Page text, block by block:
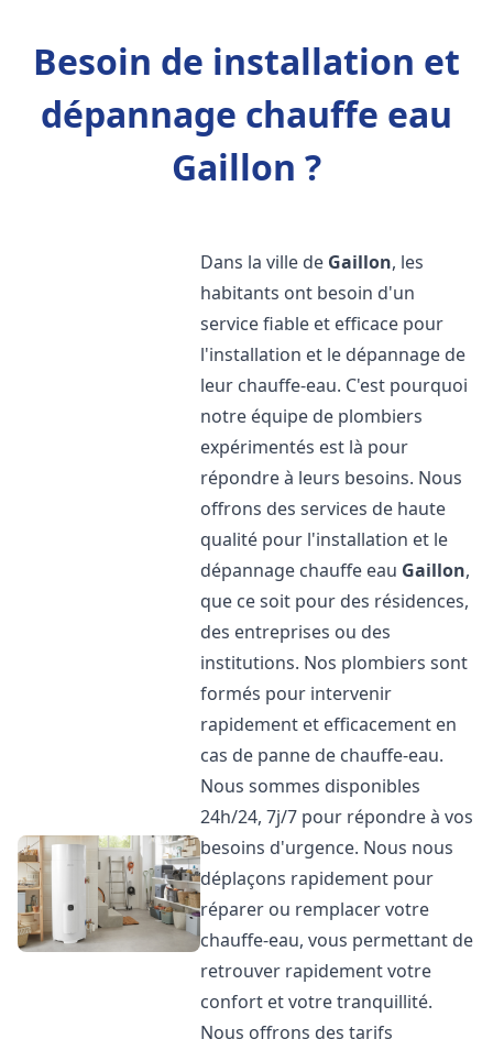
Besoin de installation et
dépannage chauffe eau
Gaillon ?
Dans la ville de Gaillon, les
habitants ont besoin d'un
service fiable et efficace pour
l'installation et le dépannage de
leur chauffe-eau. C'est pourquoi
notre équipe de plombiers
expérimentés est là pour
répondre à leurs besoins. Nous
offrons des services de haute
qualité pour l'installation et le
dépannage chauffe eau Gaillon,
que ce soit pour des résidences,
des entreprises ou des
institutions. Nos plombiers sont
formés pour intervenir
rapidement et efficacement en
cas de panne de chauffe-eau.
Nous sommes disponibles
24h/24, 7j/7 pour répondre à vos
besoins d'urgence. Nous nous
déplaçons rapidement pour
réparer ou remplacer votre
chauffe-eau, vous permettant de
retrouver rapidement votre
confort et votre tranquillité.
Nous offrons des tarifs